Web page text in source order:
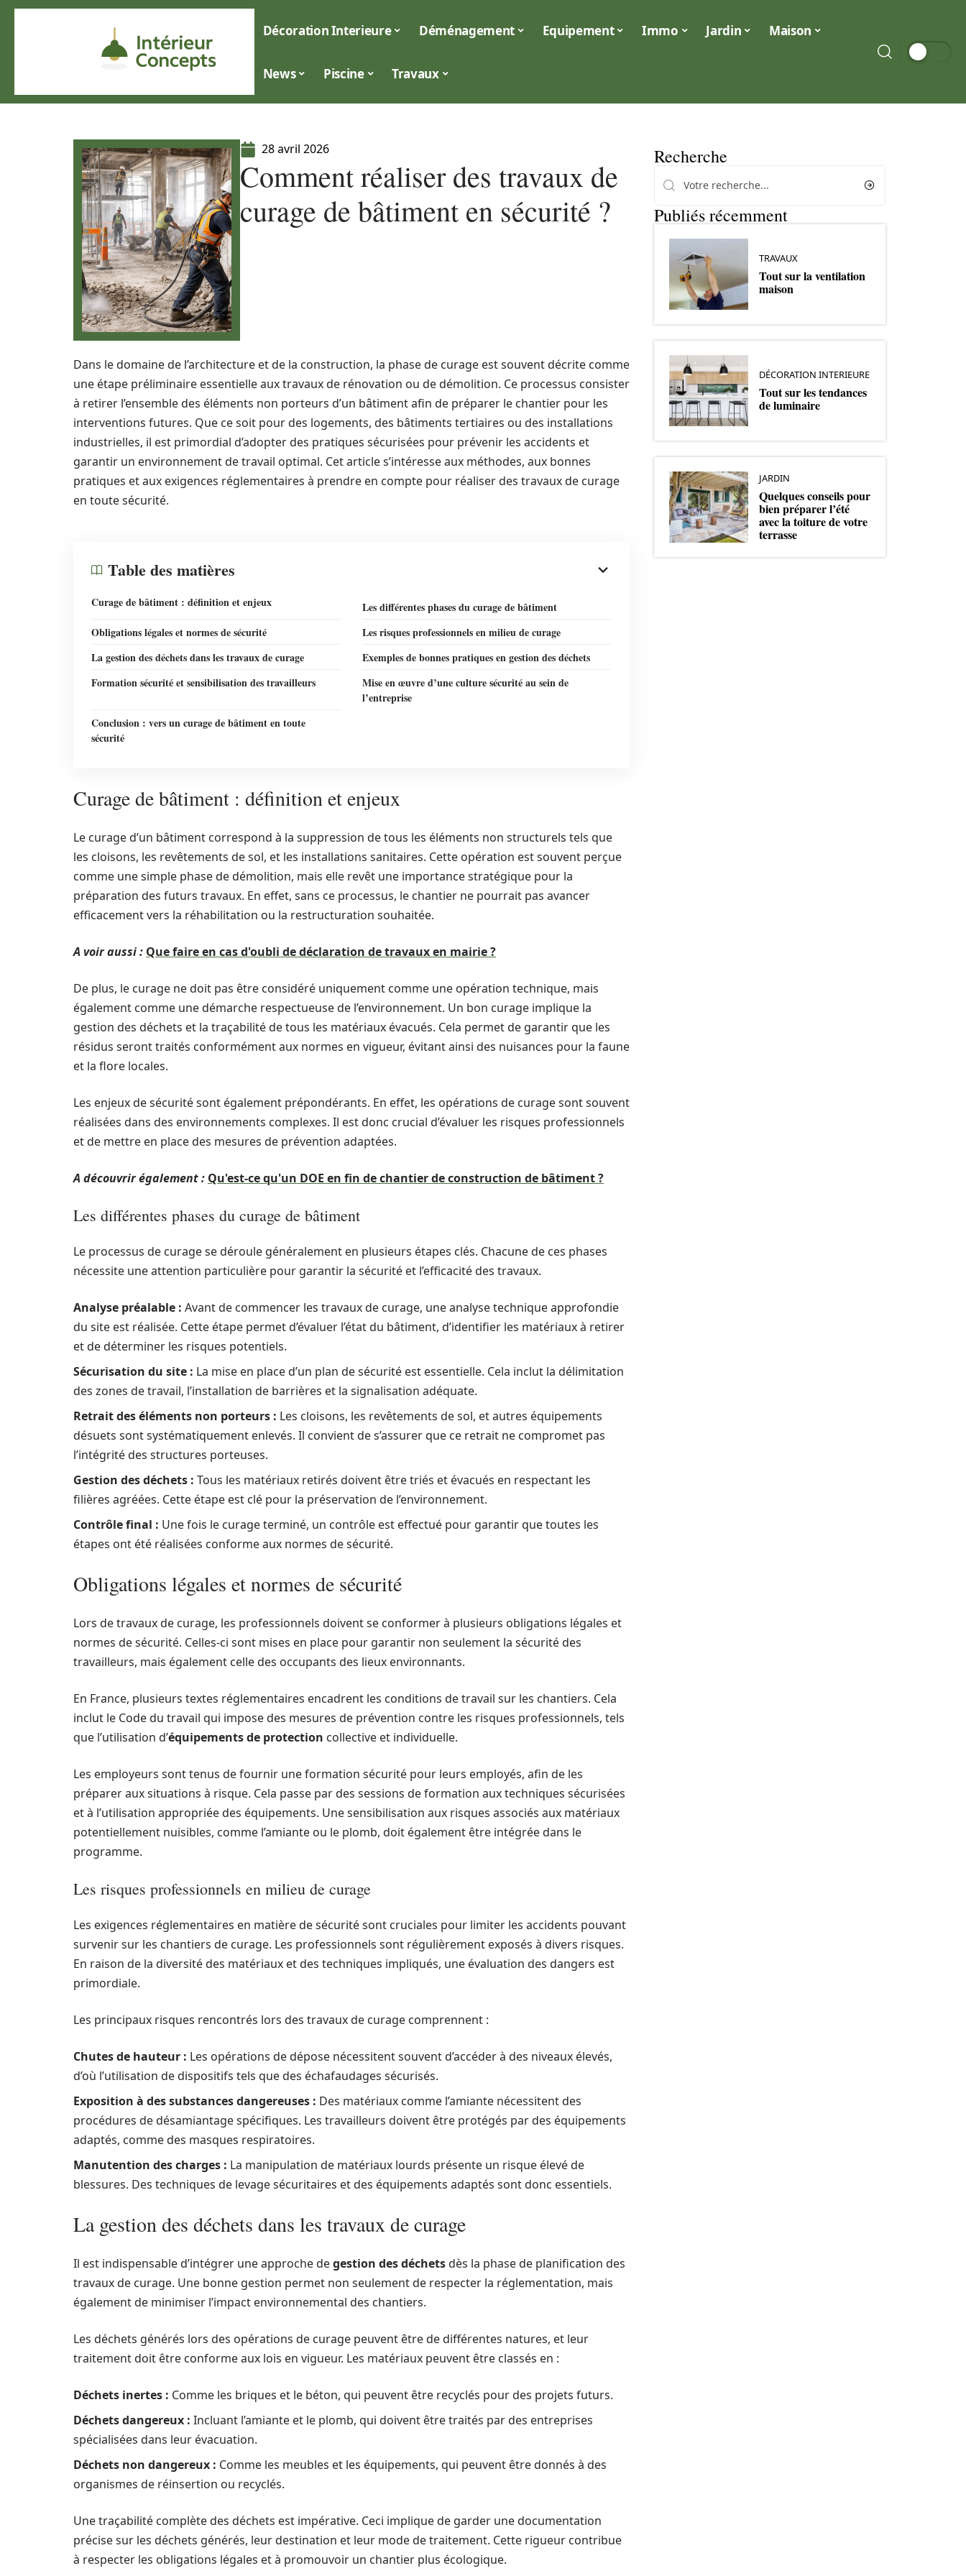
Décoration Interieure Déménagement Equipement Immo Jardin Maison
News Piscine Travaux
28 avril 2026
Comment réaliser des travaux de
curage de bâtiment en sécurité ?
Dans le domaine de l’architecture et de la construction, la phase de curage est souvent décrite comme
une étape préliminaire essentielle aux travaux de rénovation ou de démolition. Ce processus consister
à retirer l’ensemble des éléments non porteurs d’un bâtiment afin de préparer le chantier pour les
interventions futures. Que ce soit pour des logements, des bâtiments tertiaires ou des installations
industrielles, il est primordial d’adopter des pratiques sécurisées pour prévenir les accidents et
garantir un environnement de travail optimal. Cet article s’intéresse aux méthodes, aux bonnes
pratiques et aux exigences réglementaires à prendre en compte pour réaliser des travaux de curage
en toute sécurité.
Table des matières
Curage de bâtiment : définition et enjeux
Les différentes phases du curage de bâtiment
Obligations légales et normes de sécurité
Les risques professionnels en milieu de curage
La gestion des déchets dans les travaux de curage
Exemples de bonnes pratiques en gestion des déchets
Formation sécurité et sensibilisation des travailleurs
Mise en œuvre d’une culture sécurité au sein de
l’entreprise
Conclusion : vers un curage de bâtiment en toute
sécurité
Curage de bâtiment : définition et enjeux
Le curage d’un bâtiment correspond à la suppression de tous les éléments non structurels tels que
les cloisons, les revêtements de sol, et les installations sanitaires. Cette opération est souvent perçue
comme une simple phase de démolition, mais elle revêt une importance stratégique pour la
préparation des futurs travaux. En effet, sans ce processus, le chantier ne pourrait pas avancer
efficacement vers la réhabilitation ou la restructuration souhaitée.
A voir aussi : Que faire en cas d'oubli de déclaration de travaux en mairie ?
De plus, le curage ne doit pas être considéré uniquement comme une opération technique, mais
également comme une démarche respectueuse de l’environnement. Un bon curage implique la
gestion des déchets et la traçabilité de tous les matériaux évacués. Cela permet de garantir que les
résidus seront traités conformément aux normes en vigueur, évitant ainsi des nuisances pour la faune
et la flore locales.
Les enjeux de sécurité sont également prépondérants. En effet, les opérations de curage sont souvent
réalisées dans des environnements complexes. Il est donc crucial d’évaluer les risques professionnels
et de mettre en place des mesures de prévention adaptées.
A découvrir également : Qu'est-ce qu'un DOE en fin de chantier de construction de bâtiment ?
Les différentes phases du curage de bâtiment
Le processus de curage se déroule généralement en plusieurs étapes clés. Chacune de ces phases
nécessite une attention particulière pour garantir la sécurité et l’efficacité des travaux.
Analyse préalable : Avant de commencer les travaux de curage, une analyse technique approfondie
du site est réalisée. Cette étape permet d’évaluer l’état du bâtiment, d’identifier les matériaux à retirer
et de déterminer les risques potentiels.
Sécurisation du site : La mise en place d’un plan de sécurité est essentielle. Cela inclut la délimitation
des zones de travail, l’installation de barrières et la signalisation adéquate.
Retrait des éléments non porteurs : Les cloisons, les revêtements de sol, et autres équipements
désuets sont systématiquement enlevés. Il convient de s’assurer que ce retrait ne compromet pas
l’intégrité des structures porteuses.
Gestion des déchets : Tous les matériaux retirés doivent être triés et évacués en respectant les
filières agréées. Cette étape est clé pour la préservation de l’environnement.
Contrôle final : Une fois le curage terminé, un contrôle est effectué pour garantir que toutes les
étapes ont été réalisées conforme aux normes de sécurité.
Obligations légales et normes de sécurité
Lors de travaux de curage, les professionnels doivent se conformer à plusieurs obligations légales et
normes de sécurité. Celles-ci sont mises en place pour garantir non seulement la sécurité des
travailleurs, mais également celle des occupants des lieux environnants.
En France, plusieurs textes réglementaires encadrent les conditions de travail sur les chantiers. Cela
inclut le Code du travail qui impose des mesures de prévention contre les risques professionnels, tels
que l’utilisation d’équipements de protection collective et individuelle.
Les employeurs sont tenus de fournir une formation sécurité pour leurs employés, afin de les
préparer aux situations à risque. Cela passe par des sessions de formation aux techniques sécurisées
et à l’utilisation appropriée des équipements. Une sensibilisation aux risques associés aux matériaux
potentiellement nuisibles, comme l’amiante ou le plomb, doit également être intégrée dans le
programme.
Les risques professionnels en milieu de curage
Les exigences réglementaires en matière de sécurité sont cruciales pour limiter les accidents pouvant
survenir sur les chantiers de curage. Les professionnels sont régulièrement exposés à divers risques.
En raison de la diversité des matériaux et des techniques impliqués, une évaluation des dangers est
primordiale.
Les principaux risques rencontrés lors des travaux de curage comprennent :
Chutes de hauteur : Les opérations de dépose nécessitent souvent d’accéder à des niveaux élevés,
d’où l’utilisation de dispositifs tels que des échafaudages sécurisés.
Exposition à des substances dangereuses : Des matériaux comme l’amiante nécessitent des
procédures de désamiantage spécifiques. Les travailleurs doivent être protégés par des équipements
adaptés, comme des masques respiratoires.
Manutention des charges : La manipulation de matériaux lourds présente un risque élevé de
blessures. Des techniques de levage sécuritaires et des équipements adaptés sont donc essentiels.
La gestion des déchets dans les travaux de curage
Il est indispensable d’intégrer une approche degestion des déchetsdès la phase de planification des
travaux de curage. Une bonne gestion permet non seulement de respecter la réglementation, mais
également de minimiser l’impact environnemental des chantiers.
Les déchets générés lors des opérations de curage peuvent être de différentes natures, et leur
traitement doit être conforme aux lois en vigueur. Les matériaux peuvent être classés en :
Déchets inertes : Comme les briques et le béton, qui peuvent être recyclés pour des projets futurs.
Déchets dangereux : Incluant l’amiante et le plomb, qui doivent être traités par des entreprises
spécialisées dans leur évacuation.
Déchets non dangereux : Comme les meubles et les équipements, qui peuvent être donnés à des
organismes de réinsertion ou recyclés.
Une traçabilité complète des déchets est impérative. Ceci implique de garder une documentation
précise sur les déchets générés, leur destination et leur mode de traitement. Cette rigueur contribue
à respecter les obligations légales et à promouvoir un chantier plus écologique.
Recherche
Publiés récemment
TRAVAUX
Tout sur la ventilation
maison
DÉCORATION INTERIEURE
Tout sur les tendances
de luminaire
JARDIN
Quelques conseils pour
bien préparer l’été
avec la toiture de votre
terrasse